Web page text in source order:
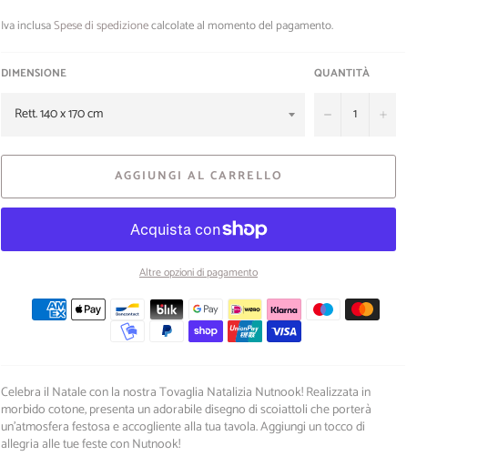
Iva inclusaSpese di spedizionecalcolate al momento del pagamento.
DIMENSIONE QUANTITÀ
− +
AGGIUNGI AL CARRELLO
Altre opzioni di pagamento
Metodi
di
pagamento
Celebra il Natale con la nostra Tovaglia Natalizia Nutnook! Realizzata in
morbido cotone, presenta un adorabile disegno di scoiattoli che porterà
un'atmosfera festosa e accogliente alla tua tavola. Aggiungi un tocco di
allegria alle tue feste con Nutnook!